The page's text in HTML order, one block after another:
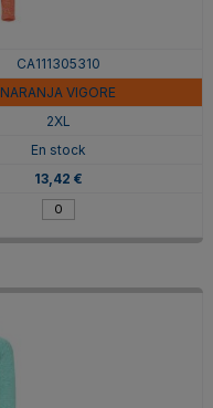
CA111305310
NARANJA VIGORE
2XL
En stock
13,42 €